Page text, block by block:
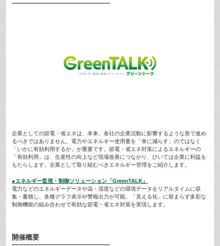
企業としての節電・省エネは、本来、各社の企業活動に影響するような形で進め
るべきではありません。電力やエネルギー使用量を「単に減らす」のではなく
「いかに有効利用するか」が重要です。節電・省エネ対策によるエネルギーの
「有効利用」は、生産性の向上など現場改善につながり、ひいては企業に利益を
もたらします。企業として取り組むべきエネルギー管理をご紹介します。
●エネルギー監視・制御ソリューション「GreenTALK」
電力などのエネルギーデータや温・湿度などの環境データをリアルタイムに収
集・蓄積し、各種グラフ表示や警報出力が可能。「見える化」に留まらず多彩な
制御機能の組み合わせで有効な節電・省エネ対策を実現します。
開催概要